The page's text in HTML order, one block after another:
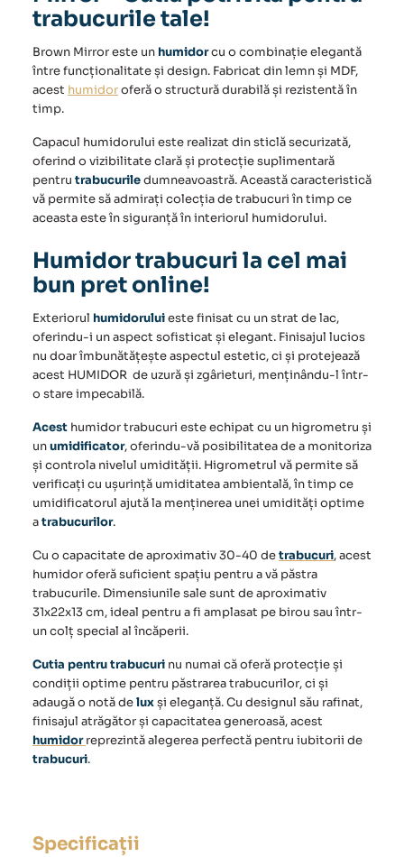
trabucurile tale!
Brown Mirror este un humidorcu o combinație elegantă
între funcționalitate și design. Fabricat din lemn și MDF,
acest humidoroferă o structură durabilă și rezistentă în
timp.
Capacul humidorului este realizat din sticlă securizată,
oferind o vizibilitate clară și protecție suplimentară
pentru trabucuriledumneavoastră. Această caracteristică
vă permite să admirați colecția de trabucuri în timp ce
aceasta este în siguranță în interiorul humidorului.
Humidor trabucuri la cel mai
bun pret online!
Exteriorul humidoruluieste finisat cu un strat de lac,
oferindu-i un aspect sofisticat și elegant. Finisajul lucios
nu doar îmbunătățește aspectul estetic, ci și protejează
acest HUMIDOR de uzură și zgârieturi, menținându-l într-
o stare impecabilă.
Acest humidor trabucuri este echipat cu un higrometru și
unumidificator, oferindu-vă posibilitatea de a monitoriza
și controla nivelul umidității. Higrometrul vă permite să
verificați cu ușurință umiditatea ambientală, în timp ce
umidificatorul ajută la menținerea unei umidități optime
atrabucurilor.
Cu o capacitate de aproximativ 30-40 detrabucuri, acest
humidor oferă suficient spațiu pentru a vă păstra
trabucurile. Dimensiunile sale sunt de aproximativ
31x22x13 cm, ideal pentru a fi amplasat pe birou sau într-
un colț special al încăperii.
Cutia pentru trabucuri nu numai că oferă protecție și
condiții optime pentru păstrareatrabucurilor, ci și
adaugă o notă deluxși eleganță. Cu designul său rafinat,
finisajul atrăgător și capacitatea generoasă, acest
humidor reprezintă alegerea perfectă pentru iubitorii de
trabucuri.
Specificații